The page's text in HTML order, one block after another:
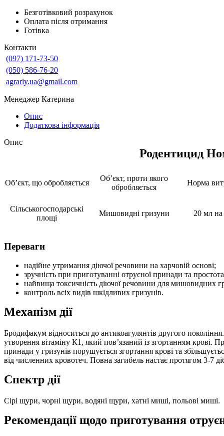
Безготівковий розрахунок
Оплата після отримання
Готівка
Контакти
(097) 171-73-50
(050) 586-76-20
agrariy.ua@gmail.com
Менеджер Катерина
Опис
Додаткова інформація
Опис
Родентицид
Об’єкт, що обробляється
Об’єкт, проти якого
обробляється
Норма
Сільськогосподарські
площі
Мишовидні гризуни 20 мл
Переваги
надійне утримання діючої речовини на харчовій основі;
зручність при приготуванні отруєної принади та
найвища токсичність діючої речовини для мишовидних
контроль всіх видів шкідливих гризунів.
Механізм дії
Бродифакум відноситься до антикоагулянтів другого
утворення вітаміну К1, який пов’язаний із згортанням крові.
принади у гризунів порушується згортання крові та
від численних кровотеч. Повна загибель настає протягом 3-7
Спектр дії
Сірі щури, чорні щури, водяні щури, хатні миші, польові миші.
Рекомендації щодо приготування